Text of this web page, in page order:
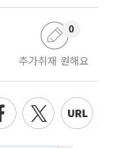
추가취재 원해요
0